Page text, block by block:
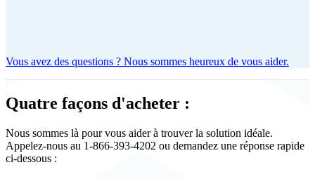
Vous avez des questions ? Nous sommes heureux de vous aider.
Quatre façons d'acheter :
Nous sommes là pour vous aider à trouver la solution idéale.
Appelez-nous au 1-866-393-4202 ou demandez une réponse rapide
ci-dessous :